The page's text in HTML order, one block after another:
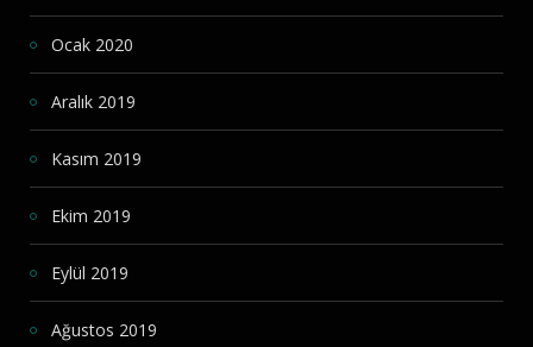
Ocak 2020
Aralık 2019
Kasım 2019
Ekim 2019
Eylül 2019
Ağustos 2019